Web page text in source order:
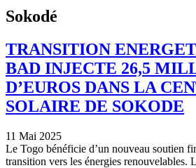
Sokodé
TRANSITION
BAD INJECTE 26,5
D’EUROS DANS LA
SOLAIRE DE SOKODE
11 Mai 2025
Le Togo bénéficie d’un nouveau soutien
transition vers les énergies